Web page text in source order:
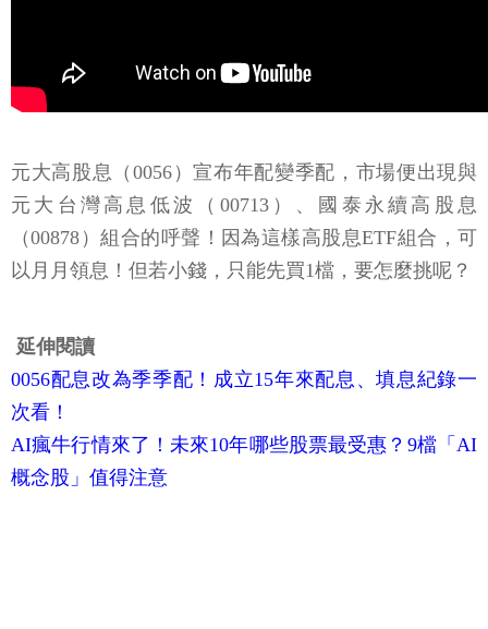
元大高股息（0056）宣布年配變季配，市場便出現與
元大台灣高息低波（00713）、國泰永續高股息
（00878）組合的呼聲！因為這樣高股息ETF組合，可
以月月領息！但若小錢，只能先買1檔，要怎麼挑呢？
延伸閱讀
0056配息改為季季配！成立15年來配息、填息紀錄一
次看！
AI瘋牛行情來了！未來10年哪些股票最受惠？9檔「AI
概念股」值得注意